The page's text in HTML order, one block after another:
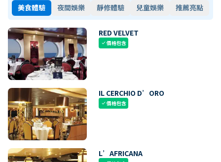
美食體驗 夜間娛樂 靜修體驗 兒童娛樂 推薦亮點
RED VELVET
check價格包含
IL CERCHIO D’ORO
check價格包含
L’AFRICANA